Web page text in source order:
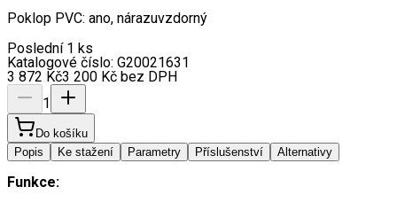
Poklop PVC: ano, nárazuvzdorný
Poslední 1 ks
Katalogové číslo: G20021631
3 872 Kč3 200 Kč bez DPH
1
Do košíku
Popis
Ke stažení Parametry Příslušenství Alternativy
Funkce: